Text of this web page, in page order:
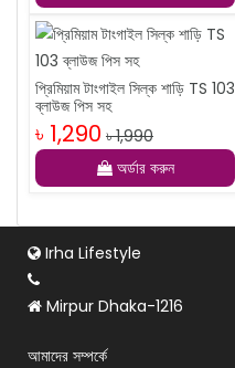
প্রিমিয়াম টাংগাইল সিল্ক শাড়ি TS 103
ব্লাউজ পিস সহ
৳ 1,290 ৳ 1,990
অর্ডার করুন
Irha Lifestyle
Mirpur Dhaka-1216
আমাদের সম্পর্কে